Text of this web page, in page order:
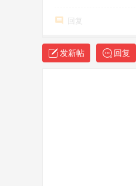
回复
发新帖 回复